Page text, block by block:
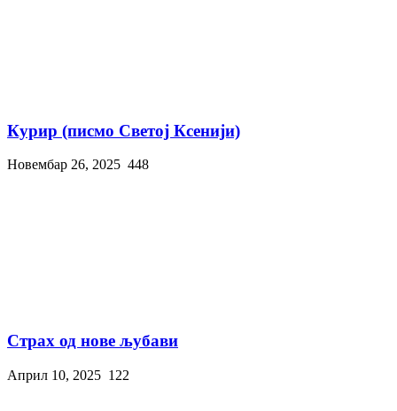
Курир (писмо Светој Ксенији)
Новембар 26, 2025 448
Страх од нове љубави
Април 10, 2025 122